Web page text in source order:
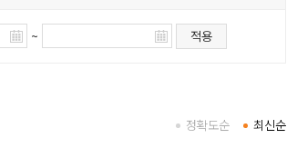
~ 적용
최신순
정확도순